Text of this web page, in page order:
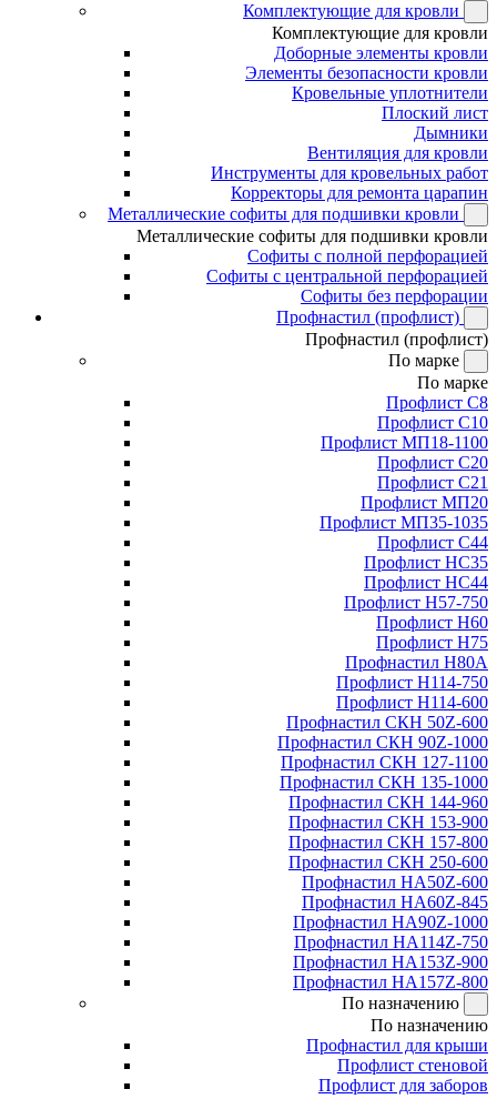
Комплектующие для кровли
Комплектующие для кровли
Доборные элементы кровли
Элементы безопасности кровли
Кровельные уплотнители
Плоский лист
Дымники
Вентиляция для кровли
Инструменты для кровельных работ
Корректоры для ремонта царапин
Металлические софиты для подшивки кровли
Металлические софиты для подшивки кровли
Софиты с полной перфорацией
Софиты с центральной перфорацией
Софиты без перфорации
Профнастил (профлист)
Профнастил (профлист)
По марке
По марке
Профлист С8
Профлист С10
Профлист МП18-1100
Профлист С20
Профлист С21
Профлист МП20
Профлист МП35-1035
Профлист С44
Профлист НС35
Профлист НС44
Профлист Н57-750
Профлист Н60
Профлист Н75
Профнастил Н80А
Профлист Н114-750
Профлист Н114-600
Профнастил СКН 50Z-600
Профнастил СКН 90Z-1000
Профнастил СКН 127-1100
Профнастил СКН 135-1000
Профнастил СКН 144-960
Профнастил СКН 153-900
Профнастил СКН 157-800
Профнастил СКН 250-600
Профнастил НА50Z-600
Профнастил НА60Z-845
Профнастил НА90Z-1000
Профнастил НА114Z-750
Профнастил НА153Z-900
Профнастил НА157Z-800
По назначению
По назначению
Профнастил для крыши
Профлист стеновой
Профлист для заборов